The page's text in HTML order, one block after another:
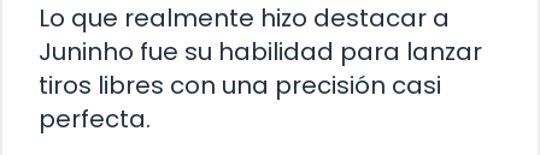
Lo que realmente hizo destacar a
Juninho fue su habilidad para lanzar
tiros libres con una precisión casi
perfecta.